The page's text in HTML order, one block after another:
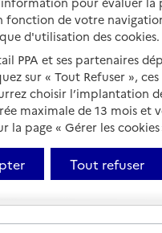
fonction de votre
d'utilisation des cookies.
PPA et ses partenaires
sur « Tout Refuser »,
choisir l’implantation
maximale de 13 mois et
page « Gérer les cookies
Tout refuser